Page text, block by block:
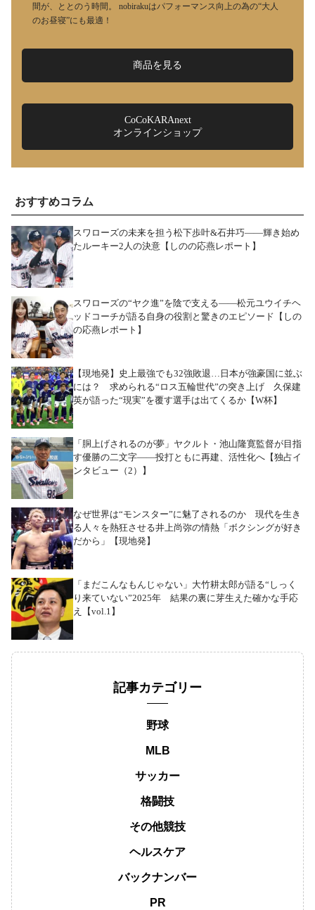
間が、ととのう時間。 nobirakuはパフォーマンス向上の為の“大人
のお昼寝”にも最適！
商品を見る
CoCoKARAnext
オンラインショップ
おすすめコラム
スワローズの未来を担う松下歩叶&石井巧――輝き始め
たルーキー2人の決意【しのの応燕レポート】
スワローズの“ヤク進”を陰で支える――松元ユウイチヘ
ッドコーチが語る自身の役割と驚きのエピソード【しの
の応燕レポート】
【現地発】史上最強でも32強敗退…日本が強豪国に並ぶ
には？ 求められる“ロス五輪世代”の突き上げ 久保建
英が語った“現実”を覆す選手は出てくるか【W杯】
「胴上げされるのが夢」ヤクルト・池山隆寛監督が目指
す優勝の二文字――投打ともに再建、活性化へ【独占イ
ンタビュー（2）】
なぜ世界は“モンスター”に魅了されるのか 現代を生き
る人々を熱狂させる井上尚弥の情熱「ボクシングが好き
だから」【現地発】
「まだこんなもんじゃない」大竹耕太郎が語る“しっく
り来ていない”2025年 結果の裏に芽生えた確かな手応
え【vol.1】
記事カテゴリー
野球
MLB
サッカー
格闘技
その他競技
ヘルスケア
バックナンバー
PR